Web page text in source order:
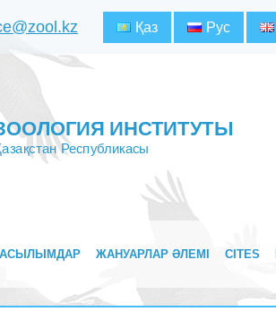
Қаз Рус
ИНСТИТУТЫ
Республикасы
ЖАНУАРЛАР ӘЛЕМІ CITES